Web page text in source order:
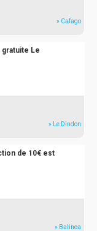
» Cafago
gratuite Le
» Le Dindon
de 10€ est
» Balinea